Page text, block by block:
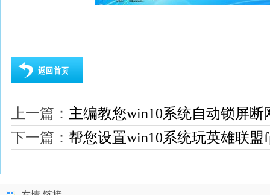
上一篇： 主编教您win10系统自动锁屏断
下一篇： 帮您设置win10系统玩英雄联盟